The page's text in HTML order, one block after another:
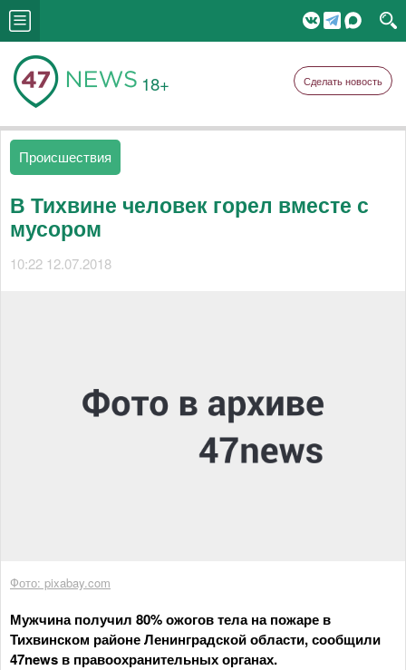
18+ Сделать новость
Происшествия
В Тихвине человек горел вместе с
мусором
10:22 12.07.2018
Фото: pixabay.com
Мужчина получил 80% ожогов тела на пожаре в
Тихвинском районе Ленинградской области, сообщили
47news в правоохранительных органах.